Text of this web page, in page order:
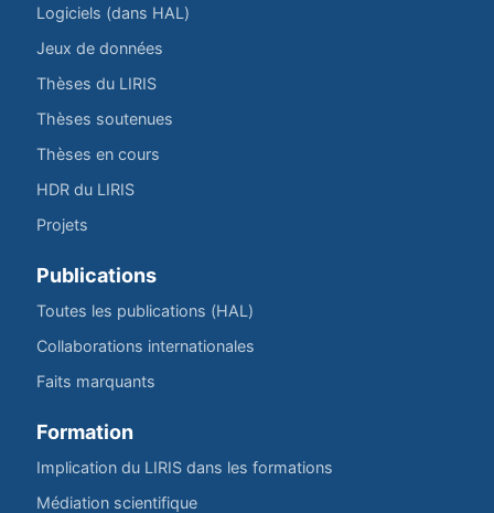
Logiciels (dans HAL)
Jeux de données
Thèses du LIRIS
Thèses soutenues
Thèses en cours
HDR du LIRIS
Projets
Publications
Toutes les publications (HAL)
Collaborations internationales
Faits marquants
Formation
Implication du LIRIS dans les formations
Médiation scientifique